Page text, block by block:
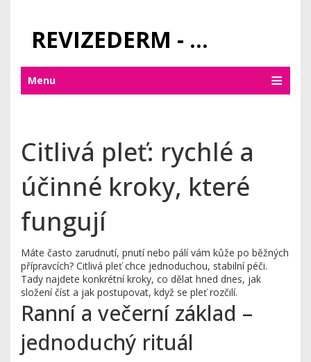
REVIZEDERM - PÉČE O KŮŽI A KOSMETIKA
Menu
Citlivá pleť: rychlé a
účinné kroky, které
fungují
Máte často zarudnutí, pnutí nebo pálí vám kůže po běžných
přípravcích? Citlivá pleť chce jednoduchou, stabilní péči.
Tady najdete konkrétní kroky, co dělat hned dnes, jak
složení číst a jak postupovat, když se pleť rozčilí.
Ranní a večerní základ –
jednoduchý rituál